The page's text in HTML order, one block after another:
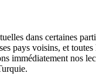
dans certaines
pays voisins, et
immédiatement nos